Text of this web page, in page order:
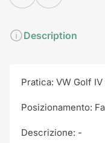
Description
Pratica: VW Golf IV
Posizionamento:
Descrizione: -